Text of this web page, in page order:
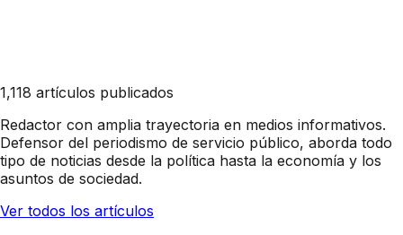
1,118 artículos publicados
Redactor con amplia trayectoria en medios informativos.
Defensor del periodismo de servicio público, aborda todo
tipo de noticias desde la política hasta la economía y los
asuntos de sociedad.
Ver todos los artículos